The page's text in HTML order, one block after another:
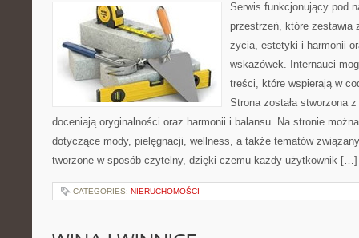
Serwis funkcjonujący pod
przestrzeń, które zestawia
życia, estetyki i harmonii
wskazówek. Internauci
treści, które wspierają w
Strona została stworzona
doceniają oryginalności oraz harmonii i balansu. Na stronie
dotyczące mody, pielęgnacji, wellness, a także tematów
tworzone w sposób czytelny, dzięki czemu każdy użytkownik […]
CATEGORIES: NIERUCHOMOŚCI